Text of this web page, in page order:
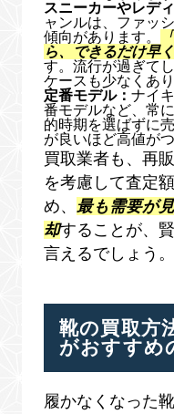
スニーカーやレデ
ャンルは、ファッ
傾向があります。
ら、できるだけ早
す。流行が過ぎて
ケースも少なくあり
定番モデル： ナイ
番モデルなど、常
的時期を選ばずに
が良いほど高値がつ
買取業者も、再
を考慮して査定
め、 最も需要が
却することが、
言えるでしょう。
靴の買取方
がおすすめ
履かなくなった